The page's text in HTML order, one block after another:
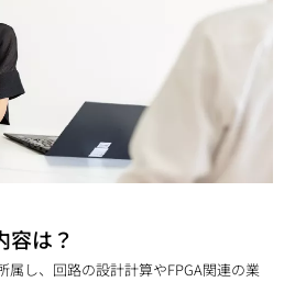
容は？
属し、回路の設計計算やFPGA関連の業